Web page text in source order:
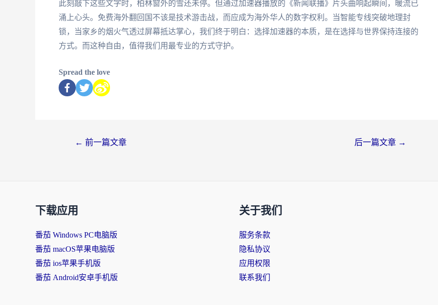
此刻敲下这些文字时，柏林窗外的雪还未停。但通过加速器播放的《新闻联播》片头曲响起瞬间，暖流已
涌上心头。免费海外翻回国不该是技术游击战，而应成为海外华人的数字权利。当智能专线突破地理封
锁，当家乡的烟火气透过屏幕抵达掌心，我们终于明白：选择加速器的本质，是在选择与世界保持连接的
方式。而这种自由，值得我们用最专业的方式守护。
Spread the love
← 前一篇文章 后一篇文章 →
下载应用
番茄 Windows PC电脑版
番茄 macOS苹果电脑版
番茄 ios苹果手机版
番茄 Android安卓手机版
关于我们
服务条款
隐私协议
应用权限
联系我们